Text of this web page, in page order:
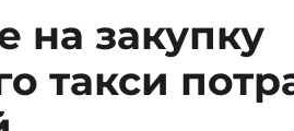
на закупку
такси